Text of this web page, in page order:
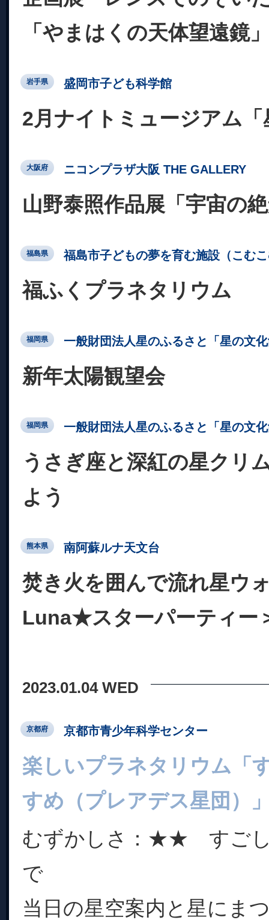
「やまはくの天体望遠鏡
岩手県 盛岡市子ども科学館
2月ナイトミュージアム
大阪府 ニコンプラザ大阪 THE GALLERY
山野泰照作品展「宇宙の
福島県 福島市子どもの夢を育む施設（こむ
福ふくプラネタリウム
福岡県 一般財団法人星のふるさと「星の文
新年太陽観望会
福岡県 一般財団法人星のふるさと「星の文
うさぎ座と深紅の星クリ
よう
熊本県 南阿蘇ルナ天文台
焚き火を囲んで流れ星ウ
Luna★スターパーティー
2023.01.04 WED
京都府 京都市青少年科学センター
楽しいプラネタリウム「
すめ（プレアデス星団）
むずかしさ：★★ すごし
で
当日の星空案内と星にま